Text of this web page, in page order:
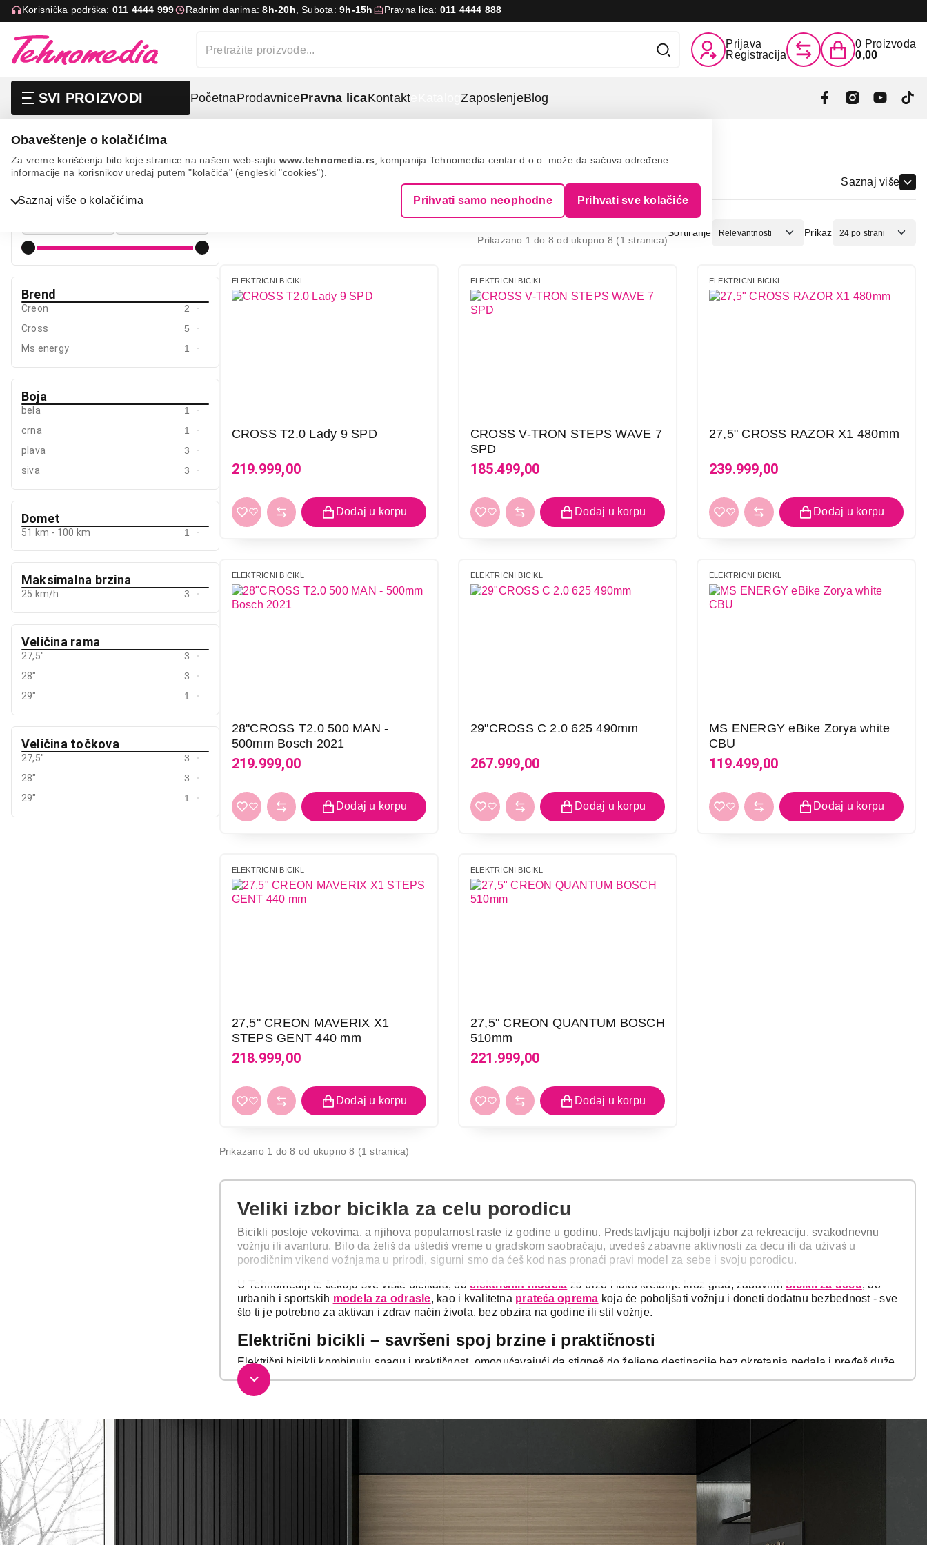
Obaveštenje o kolačićima
Za vreme korišćenja bilo koje stranice na našem web-sajtu www.tehnomedia.rs , kompanija Tehnomedia centar d.o.o. može da sačuva određene
informacije na korisnikov uređaj putem "kolačića" (engleski "cookies").
Saznaj više o kolačićima Prihvati samo neophodne Prihvati sve kolačiće
Korisnička podrška: 011 4444 999 Radnim danima:8h-20h , Subota:9h-15h Pravna lica: 011 4444 888
Prijava
Registracija
0 Proizvoda
0,00
SVI PROIZVODI PočetnaProdavnicePravna licaKontakt eKatalogZaposlenjeBlog
Bela tehnika
IT & Gaming
Mali kućni aparati
Mali kuhinjski aparati
Grejanje i hlađenje
Nega tela, lepota i zdravlje
Sport i putovanje
Sve za kuću i baštu
Sport i putovanje Bicikli
Cena od Cena do
Brend
Creon
2
Cross
5
Ms energy
1
Boja
bela
1
crna
1
plava
3
siva
3
Domet
51 km - 100 km 1
Maksimalna brzina
25 km/h 3
Veličina rama
27,5"
3
28"
3
29"
1
Veličina točkova
27,5"
3
28"
3
29"
1
ELEKTRIČNI BICIKLI Saznaj više
Sortiranje Prikaz
Prikazano 1 do 8 od ukupno 8 (1 stranica)
ELEKTRICNI BICIKL
CROSS T2.0 Lady 9 SPD
219.999,00
ELEKTRICNI BICIKL
CROSS V-TRON STEPS WAVE 7
SPD
185.499,00
ELEKTRICNI BICIKL
27,5" CROSS RAZOR X1 480mm
239.999,00
ELEKTRICNI BICIKL
28"CROSS T2.0 500 MAN -
500mm Bosch 2021
219.999,00
ELEKTRICNI BICIKL
29"CROSS C 2.0 625 490mm
267.999,00
ELEKTRICNI BICIKL
MS ENERGY eBike Zorya white
CBU
119.499,00
ELEKTRICNI BICIKL
27,5" CREON MAVERIX X1
STEPS GENT 440 mm
218.999,00
ELEKTRICNI BICIKL
27,5" CREON QUANTUM BOSCH
510mm
221.999,00
Prikazano 1 do 8 od ukupno 8 (1 stranica)
Veliki izbor bicikla za celu porodicu
Bicikli postoje vekovima, a njihova popularnost raste iz godine u godinu. Predstavljaju najbolji izbor za rekreaciju, svakodnevnu
vožnju ili avanturu. Bilo da želiš da uštediš vreme u gradskom saobraćaju, uvedeš zabavne aktivnosti za decu ili da uživaš u
porodičnim vikend vožnjama u prirodi, sigurni smo da ćeš kod nas pronaći pravi model za sebe i svoju porodicu.
U Tehnomediji te čekaju sve vrste bicikala, odelektričnih modela za brzo i lako kretanje kroz grad, zabavnih bicikli za decu, do
urbanih i sportskih modela za odrasle, kao i kvalitetna prateća oprema koja će poboljšati vožnju i doneti dodatnu bezbednost - sve
što ti je potrebno za aktivan i zdrav način života, bez obzira na godine ili stil vožnje.
Električni bicikli – savršeni spoj brzine i praktičnosti
Električni bicikli kombinuju snagu i praktičnost, omogućavajući da stigneš do željene destinacije bez okretanja pedala i pređeš duže
distance sa manje napora. Sa ovim biciklima se nećeš umoriti, a i dalje ćeš maksimalno uživati u vožnji kroz grad i na svežem
vazduhu.
Bicikli za decu - za prve biciklističke korake
Bicikli su deo svakog detinjstva, a deca ih obožavaju! Uz njih razvijaju osećaj za ravnotežu, koordinaciju kao i osećaj slobode. Zato
je vrlo važno da prvi bicikl bude bezbedan i pouzdan.
Naša ponuda dečjih bicikli nudi siguran, udoban i zabavan način da dete razvija motoričke sposobnosti i uživa na otvorenom.
Ukupno u korpi:
Nastavi kupovinu